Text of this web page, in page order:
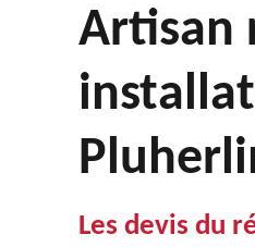
Artisan
Les devis du